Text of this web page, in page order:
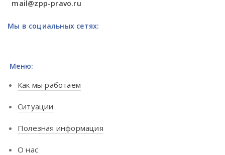
mail@zpp-pravo.ru
Мы в социальных сетях:
Меню:
Как мы работаем
Ситуации
Полезная информация
О нас